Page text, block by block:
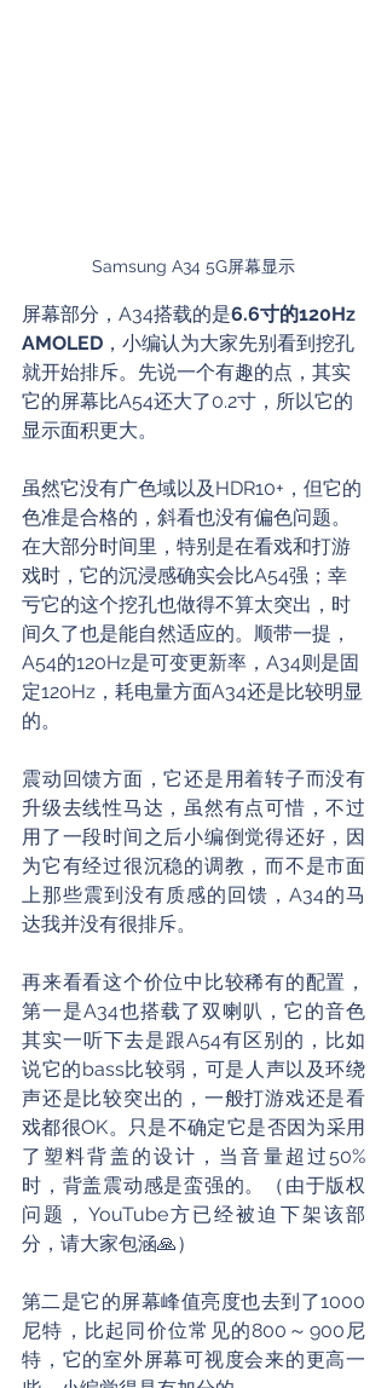
Samsung A34 5G屏幕显示
屏幕部分，A34搭载的是6.6寸的120Hz
AMOLED ，小编认为大家先别看到挖孔
就开始排斥。先说一个有趣的点，其实
它的屏幕比A54还大了0.2寸，所以它的
显示面积更大。
虽然它没有广色域以及HDR10+，但它的
色准是合格的，斜看也没有偏色问题。
在大部分时间里，特别是在看戏和打游
戏时，它的沉浸感确实会比A54强；幸
亏它的这个挖孔也做得不算太突出，时
间久了也是能自然适应的。顺带一提，
A54的120Hz是可变更新率，A34则是固
定120Hz，耗电量方面A34还是比较明显
的。
震动回馈方面，它还是用着转子而没有
升级去线性马达，虽然有点可惜，不过
用了一段时间之后小编倒觉得还好，因
为它有经过很沉稳的调教，而不是市面
上那些震到没有质感的回馈，A34的马
达我并没有很排斥。
再来看看这个价位中比较稀有的配置，
第一是A34也搭载了双喇叭，它的音色
其实一听下去是跟A54有区别的，比如
说它的bass比较弱，可是人声以及环绕
声还是比较突出的，一般打游戏还是看
戏都很OK。只是不确定它是否因为采用
了塑料背盖的设计，当音量超过50%
时，背盖震动感是蛮强的。（由于版权
问题，YouTube方已经被迫下架该部
分，请大家包涵🙏）
第二是它的屏幕峰值亮度也去到了1000
尼特，比起同价位常见的800～900尼
特，它的室外屏幕可视度会来的更高一